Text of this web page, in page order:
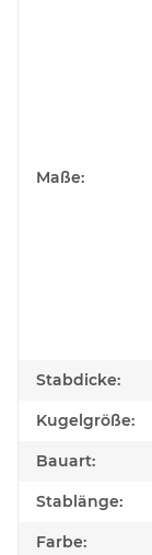
Maße:
Stabdicke:
Kugelgröße:
Bauart:
Stablänge:
Farbe: